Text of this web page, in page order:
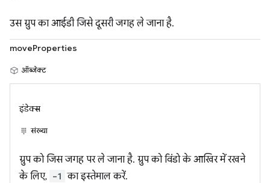
उस ग्रुप का आईडी जिसे दूसरी जगह ले जाना है.
moveProperties
ऑब्जेक्ट
इंडेक्स
संख्या
ग्रुप को जिस जगह पर ले जाना है. ग्रुप को विंडो के आखिर में रखने
के लिए, -1 का इस्तेमाल करें.